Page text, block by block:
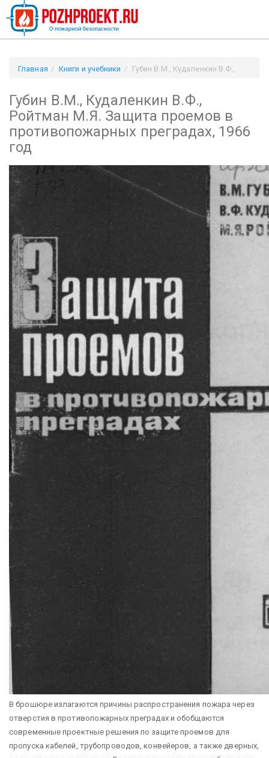
Главная Книги и учебники
Губин В.М., Кудаленкин В.Ф.,
преградах, 1966 год
Губин В.М., Кудаленкин В.Ф.,
Ройтман М.Я. Защита проемов в
противопожарных преградах, 1966
год
В брошюре излагаются причины распространения пожара через
отверстия в противопожарных преградах и обобщаются
современные проектные решения по защите проемов для
пропуска кабелей, трубопроводов, конвейеров, а также дверных,